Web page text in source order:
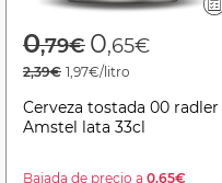
Price reduced
0,79€to
0,65€
2,39€ 1,97€/litro
Cerveza tostada 00 radler
Amstel lata 33cl
Bajada de precio a 0.65€